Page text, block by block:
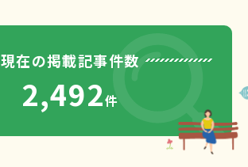
現在の掲載記事件数
2,492件